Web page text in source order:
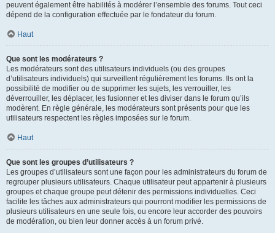
peuvent également être habilités à modérer l’ensemble des forums. Tout ceci
dépend de la configuration effectuée par le fondateur du forum.
Haut
Que sont les modérateurs ?
Les modérateurs sont des utilisateurs individuels (ou des groupes
d’utilisateurs individuels) qui surveillent régulièrement les forums. Ils ont la
possibilité de modifier ou de supprimer les sujets, les verrouiller, les
déverrouiller, les déplacer, les fusionner et les diviser dans le forum qu’ils
modèrent. En règle générale, les modérateurs sont présents pour que les
utilisateurs respectent les règles imposées sur le forum.
Haut
Que sont les groupes d’utilisateurs ?
Les groupes d’utilisateurs sont une façon pour les administrateurs du forum de
regrouper plusieurs utilisateurs. Chaque utilisateur peut appartenir à plusieurs
groupes et chaque groupe peut détenir des permissions individuelles. Ceci
facilite les tâches aux administrateurs qui pourront modifier les permissions de
plusieurs utilisateurs en une seule fois, ou encore leur accorder des pouvoirs
de modération, ou bien leur donner accès à un forum privé.